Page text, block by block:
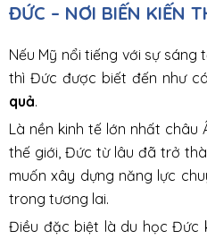
ĐỨC – NƠI BIẾN KIẾN
Nếu Mỹ nổi tiếng với sự
thì Đức được biết đến như
quả.
Là nền kinh tế lớn nhất
thế giới, Đức từ lâu đã trở
muốn xây dựng năng lực
trong tương lai.
Điều đặc biệt là du học Đức